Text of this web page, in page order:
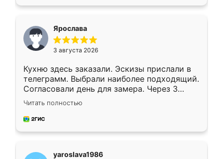
Ярослава
3 августа 2026
Кухню здесь заказали. Эскизы прислали в
телеграмм. Выбрали наиболее подходящий.
Согласовали день для замера. Через 3
недели кухня была уже готова. Остались
довольны работой. Спасибо Ренессанс
мебель за качественную работу!
Читать полностью
yaroslava1986